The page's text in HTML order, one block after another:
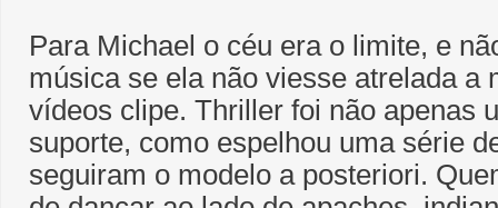
Para Michael o céu era o limite, e
música se ela não viesse atrelada a
vídeos clipe. Thriller foi não apenas
suporte, como espelhou uma série
seguiram o modelo a posteriori.